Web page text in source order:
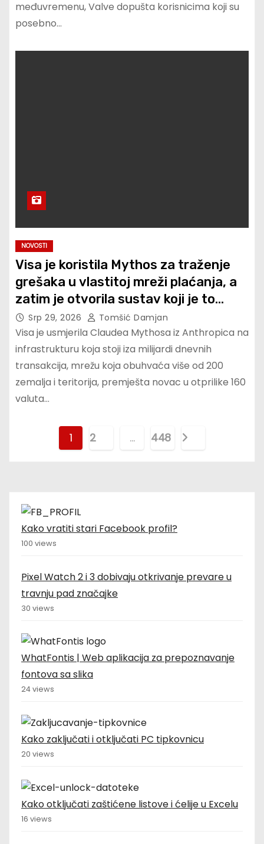
međuvremenu, Valve dopušta korisnicima koji su
posebno…
NOVOSTI
Visa je koristila Mythos za traženje
grešaka u vlastitoj mreži plaćanja, a
zatim je otvorila sustav koji je to
omogućio
Srp 29, 2026 Tomšić Damjan
Visa je usmjerila Claudea Mythosa iz Anthropica na
infrastrukturu koja stoji iza milijardi dnevnih
transakcija, mrežu koja obuhvaća više od 200
zemalja i teritorija, premješta novac u otprilike 160
valuta…
j
e
i
t
r
a
i
a
o
1 2 … 448
Kako vratiti stari Facebook profil?
100 views
Pixel Watch 2 i 3 dobivaju otkrivanje prevare u
travnju pad značajke
30 views
WhatFontis | Web aplikacija za prepoznavanje
fontova sa slika
24 views
Kako zaključati i otključati PC tipkovnicu
20 views
Kako otključati zaštićene listove i ćelije u Excelu
16 views